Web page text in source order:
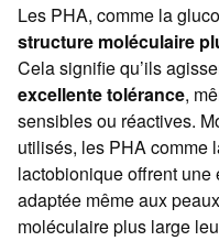
Les PHA, comme la
structure moléculaire
Cela signifie qu’ils
excellente tolérance,
sensibles ou réactives.
utilisés, les PHA comme
lactobionique offrent
adaptée même aux
moléculaire plus large